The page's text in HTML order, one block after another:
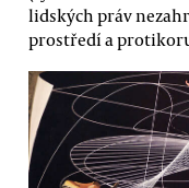
lidských práv
prostředí a